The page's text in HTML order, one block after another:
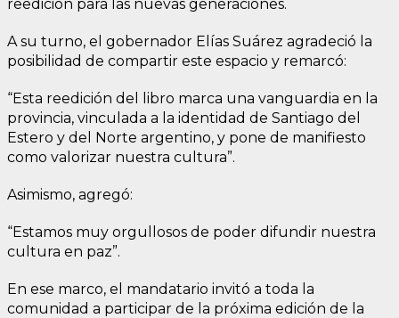
reedición para las nuevas generaciones.
A su turno, el gobernador Elías Suárez agradeció la
posibilidad de compartir este espacio y remarcó:
“Esta reedición del libro marca una vanguardia en la
provincia, vinculada a la identidad de Santiago del
Estero y del Norte argentino, y pone de manifiesto
como valorizar nuestra cultura”.
Asimismo, agregó:
“Estamos muy orgullosos de poder difundir nuestra
cultura en paz”.
En ese marco, el mandatario invitó a toda la
comunidad a participar de la próxima edición de la